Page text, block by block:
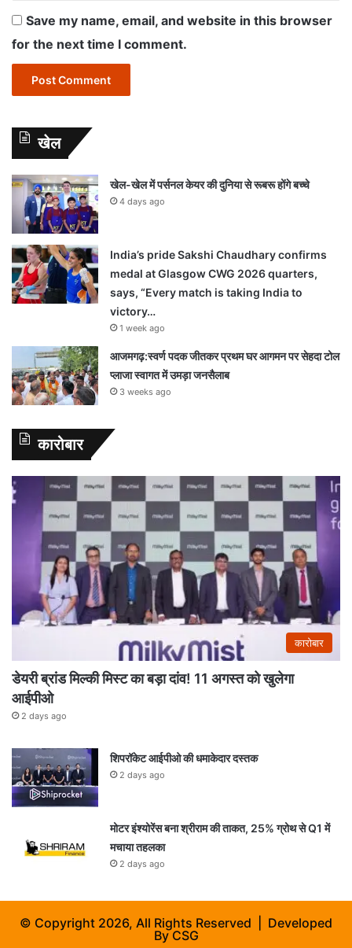
Save my name, email, and website in this browser
for the next time I comment.
खेल
खेल-खेल में पर्सनल केयर की दुनिया से रूबरू होंगे बच्चे
4 days ago
India’s pride Sakshi Chaudhary confirms
medal at Glasgow CWG 2026 quarters,
says, “Every match is taking India to
victory…
1 week ago
आजमगढ़:स्वर्ण पदक जीतकर प्रथम घर आगमन पर सेहदा टोल
प्लाजा स्वागत में उमड़ा जनसैलाब
3 weeks ago
कारोबार
कारोबार
डेयरी ब्रांड मिल्की मिस्ट का बड़ा दांव! 11 अगस्त को खुलेगा
आईपीओ
2 days ago
शिपरॉकेट आईपीओ की धमाकेदार दस्तक
2 days ago
मोटर इंश्योरेंस बना श्रीराम की ताकत, 25% ग्रोथ से Q1 में
मचाया तहलका
2 days ago
© Copyright 2026, All Rights Reserved | Developed
ByCSG